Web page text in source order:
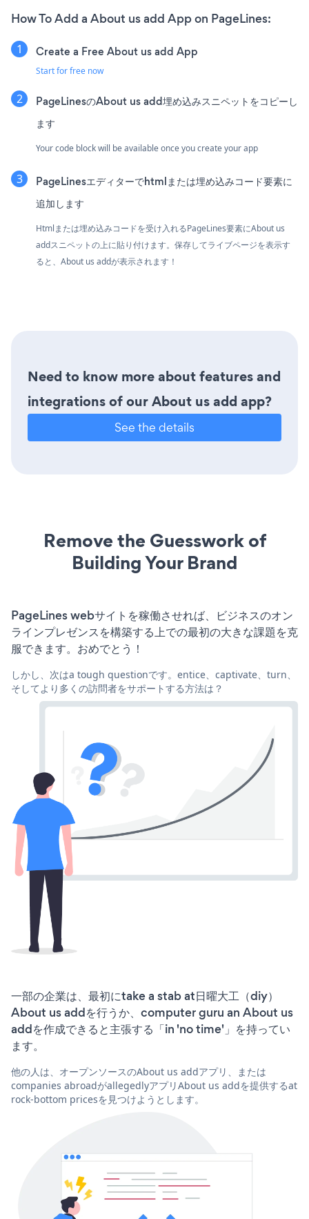
How To Add a About us add App on PageLines:
Create a Free About us add App
Start for free now
PageLinesのAbout us add埋め込みスニペットをコピーし
ます
Your code block will be available once you create your app
PageLinesエディターでhtmlまたは埋め込みコード要素に
追加します
Htmlまたは埋め込みコードを受け入れるPageLines要素にAbout us
addスニペットの上に貼り付けます。保存してライブページを表示す
ると、About us addが表示されます！
Need to know more about features and
integrations of our About us add app?
See the details
Remove the Guesswork of
Building Your Brand
PageLines webサイトを稼働させれば、ビジネスのオン
ラインプレゼンスを構築する上での最初の大きな課題を克
服できます。おめでとう！
しかし、次はa tough questionです。entice、captivate、turn、
そしてより多くの訪問者をサポートする方法は？
一部の企業は、最初にtake a stab at日曜大工（diy）
About us addを行うか、computer guru an About us
addを作成できると主張する「in 'no time'」を持ってい
ます。
他の人は、オープンソースのAbout us addアプリ、または
companies abroadがallegedlyアプリAbout us addを提供するat
rock-bottom pricesを見つけようとします。